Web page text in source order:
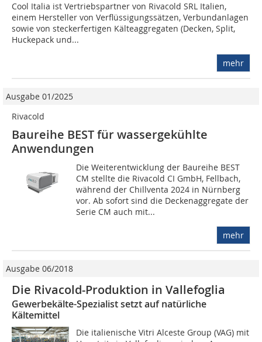
Cool Italia ist Vertriebspartner von Rivacold SRL Italien,
einem Hersteller von Verflüssigungssätzen, Verbundanlagen
sowie von steckerfertigen Kälteaggregaten (Decken, Split,
Huckepack und...
mehr
Ausgabe 01/2025
Rivacold
Baureihe BEST für wassergekühlte
Anwendungen
Die Weiterentwicklung der Baureihe BEST
CM stellte die Rivacold CI GmbH, Fellbach,
während der Chillventa 2024 in Nürnberg
vor. Ab sofort sind die Deckenaggregate der
Serie CM auch mit...
mehr
Ausgabe 06/2018
Die Rivacold-Produktion in Vallefoglia
Gewerbekälte-Spezialist setzt auf natürliche
Kältemittel
Die italienische Vitri Alceste Group (VAG) mit